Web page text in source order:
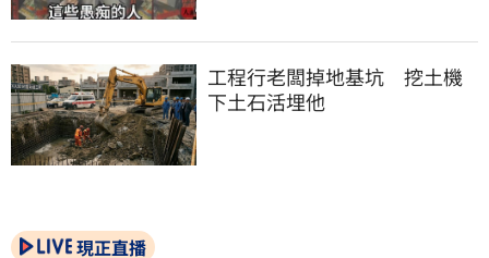
工程行老闆掉地基坑　挖土機
下土石活埋他
現正直播